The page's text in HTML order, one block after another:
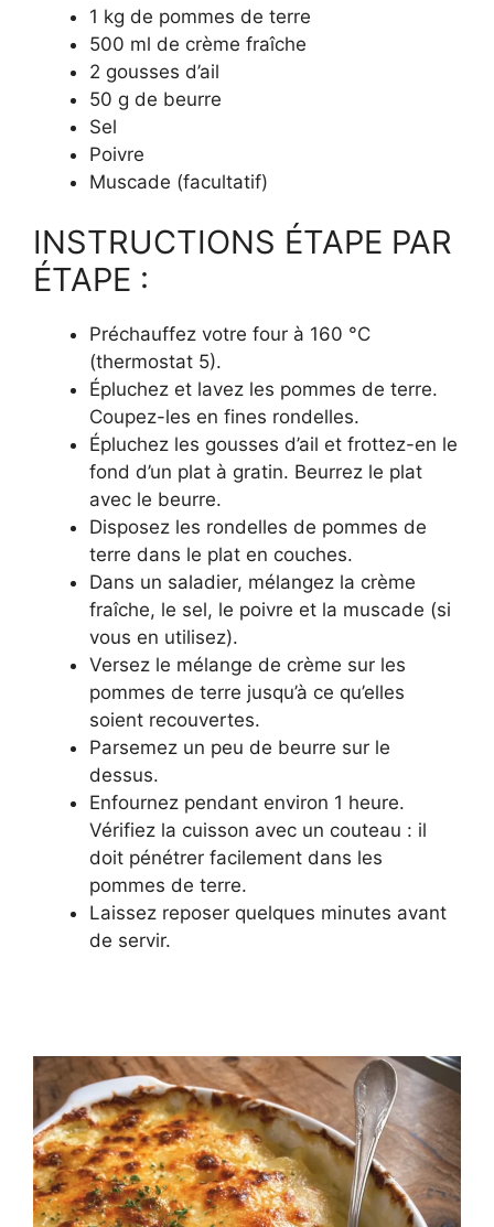
1 kg de pommes de terre
500 ml de crème fraîche
2 gousses d’ail
50 g de beurre
Sel
Poivre
Muscade (facultatif)
INSTRUCTIONS ÉTAPE PAR
ÉTAPE :
Préchauffez votre four à 160 °C
(thermostat 5).
Épluchez et lavez les pommes de terre.
Coupez-les en fines rondelles.
Épluchez les gousses d’ail et frottez-en le
fond d’un plat à gratin. Beurrez le plat
avec le beurre.
Disposez les rondelles de pommes de
terre dans le plat en couches.
Dans un saladier, mélangez la crème
fraîche, le sel, le poivre et la muscade (si
vous en utilisez).
Versez le mélange de crème sur les
pommes de terre jusqu’à ce qu’elles
soient recouvertes.
Parsemez un peu de beurre sur le
dessus.
Enfournez pendant environ 1 heure.
Vérifiez la cuisson avec un couteau : il
doit pénétrer facilement dans les
pommes de terre.
Laissez reposer quelques minutes avant
de servir.